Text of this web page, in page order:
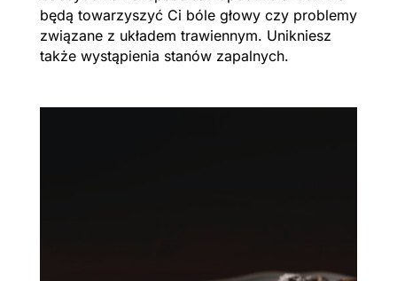
będą towarzyszyć Ci bóle głowy czy problemy
związane z układem trawiennym. Unikniesz
także wystąpienia stanów zapalnych.